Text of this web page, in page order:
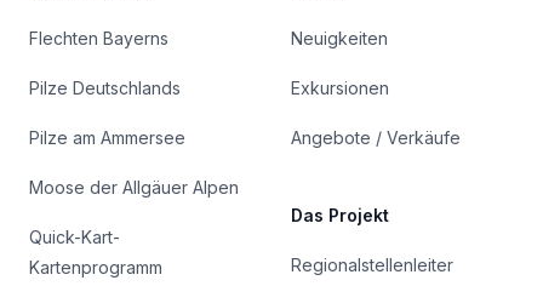
Flechten Bayerns
Pilze Deutschlands
Pilze am Ammersee
Moose der Allgäuer Alpen
Quick-Kart-
Kartenprogramm
Neuigkeiten
Exkursionen
Angebote / Verkäufe
Das Projekt
Regionalstellenleiter